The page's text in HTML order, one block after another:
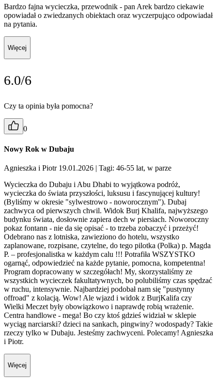
Bardzo fajna wycieczka, przewodnik - pan Arek bardzo ciekawie
opowiadał o zwiedzanych obiektach oraz wyczerpująco odpowiadał
na pytania.
Więcej
6.0/6
Czy ta opinia była pomocna?
0
Nowy Rok w Dubaju
Agnieszka i Piotr 19.01.2026 | Tagi: 46-55 lat, w parze
Wycieczka do Dubaju i Abu Dhabi to wyjątkowa podróż,
wycieczka do świata przyszłości, luksusu i fascynującej kultury!
(Byliśmy w okresie "sylwestrowo - noworocznym"). Dubaj
zachwyca od pierwszych chwil. Widok Burj Khalifa, najwyższego
budynku świata, dosłownie zapiera dech w piersiach. Noworoczny
pokaz fontann - nie da się opisać - to trzeba zobaczyć i przeżyć!
Odebrano nas z lotniska, zawieziono do hotelu, wszystko
zaplanowane, rozpisane, czytelne, do tego pilotka (Polka) p. Magda
P. – profesjonalistka w każdym calu !!! Potrafiła WSZYSTKO
ogarnąć, odpowiedzieć na każde pytanie, pomocna, kompetentna!
Program dopracowany w szczegółach! My, skorzystaliśmy ze
wszystkich wycieczek fakultatywnych, bo polubiliśmy czas spędzać
w ruchu, intensywnie. Najbardziej podobał nam się "pustynny
offroad" z kolacją. Wow! Ale wjazd i widok z BurjKalifa czy
Wielki Meczet były obowiązkowo i naprawdę robią wrażenie.
Centra handlowe - mega! Bo czy ktoś gdzieś widział w sklepie
wyciąg narciarski? dzieci na sankach, pingwiny? wodospady? Takie
rzeczy tylko w Dubaju. Jesteśmy zachwyceni. Polecamy! Agnieszka
i Piotr.
Więcej